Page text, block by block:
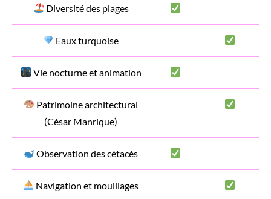
Diversité des plages
Eaux turquoise
Vie nocturne et animation
Patrimoine architectural
(César Manrique)
Observation des cétacés
Navigation et mouillages